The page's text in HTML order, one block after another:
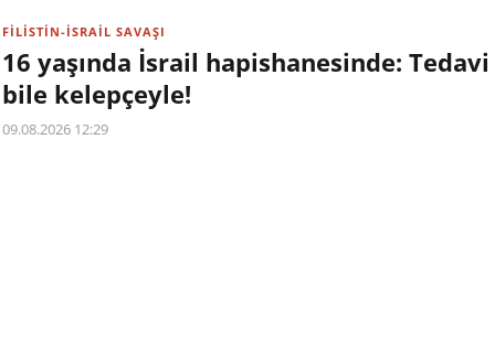
FİLİSTİN-İSRAİL SAVAŞI
16 yaşında İsrail hapishanesinde: Tedavi
bile kelepçeyle!
09.08.2026 12:29